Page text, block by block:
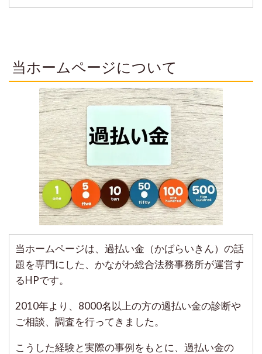
当ホームページについて
当ホームページは、過払い金（かばらいきん）の話
題を専門にした、かながわ総合法務事務所が運営す
るHPです。
2010年より、8000名以上の方の過払い金の診断や
ご相談、調査を行ってきました。
こうした経験と実際の事例をもとに、過払い金の